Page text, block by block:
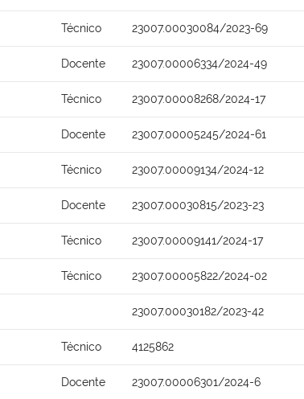
Técnico 23007.00030084/2023-69
Docente 23007.00006334/2024-49
Técnico 23007.00008268/2024-17
Docente 23007.00005245/2024-61
Técnico 23007.00009134/2024-12
Docente 23007.00030815/2023-23
Técnico 23007.00009141/2024-17
Técnico 23007.00005822/2024-02
23007.00030182/2023-42
Técnico 4125862
Docente 23007.00006301/2024-6